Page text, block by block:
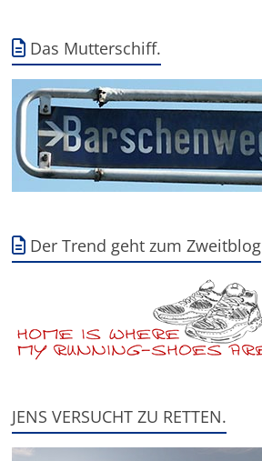
Das Mutterschiff.
Der Trend geht zum Zweitblog
JENS VERSUCHT ZU RETTEN.